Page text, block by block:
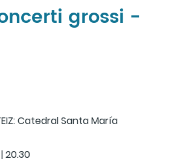
grossi -
Catedral Santa María
20.30